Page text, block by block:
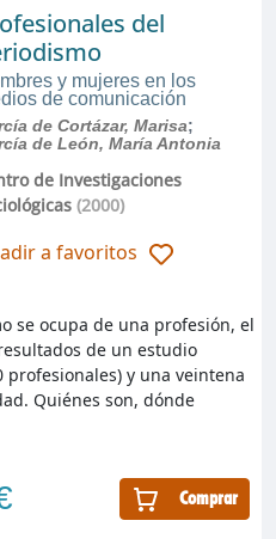
del
y mujeres en los
de comunicación
de Cortázar, Marisa;
de León, María Antonia
de Investigaciones
(2000)
a favoritos
Comprar
se ocupa de una profesión, el
de un estudio
y una veintena
Quiénes son, dónde